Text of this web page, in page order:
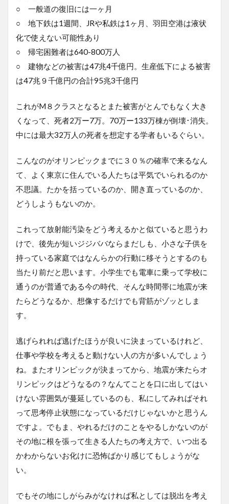
○ 一般道の復旧には一ヶ月
○ 地下鉄は1週間、JRや私鉄は1ヶ月、羽田空港は液状
化で使えない可能性あり
○ 帰宅困難者は640-800万人
○ 建物などの被害は47兆4千億円。生産低下による被害
は47兆９千億円の合計95兆3千億円
これがM８クラスとなるとまた被害がとんでもなく大き
くなって、死者2万ー7万。70万ー133万棟が倒壊･消失。
中には最大32万人の死者を想定する学者もいるぐらい。
こんなのがオリンピックまでに３０％の確率で来るなん
て、よく東京に住んでいる人たちは平気でいられるのか
不思議。たかを括っているのか、開き直っているのか、
どうしようもないのか。
これって放射能汚染をどう考えるかと似ていると思うわ
けで、後先が短いジジババならまだしも、小さな子供を
持っている家庭ではなんらかの行動に移そうとするのも
当たり前だと思います。小学生でも電車に乗って学校に
通うのが普通である今の時代、そんな時間帯に地震が来
たらどうなるか、想像するだけでも背筋がゾッとしま
す。
逃げられれば逃げたほうが良いに決まっているけれど、
仕事や学校を考えると動けない人の方が多いんでしょう
ね。またオリンピックが決まってから、地震が来たらオ
リンピックはどうなるの？なんてことを口に出してはい
けない雰囲気が蔓延しているのも、私にしてみればそれ
って思考停止状態になっているだけじゃないかと思うん
ですよ。でもま、やれるだけのことをやるしかないのが
その地に根を張って生きる人たちの考え方で、いつ出る
かわからないお化けに恐怖ばかり感じてもしょうがな
い。
でもその地にしがらみがなければ私としては脱出を考え